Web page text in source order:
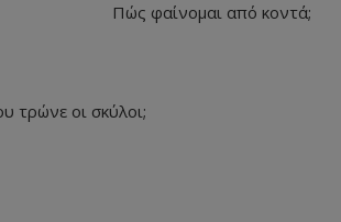
Πώς φαίνομαι από κοντά;
τρώνε οι σκύλοι;